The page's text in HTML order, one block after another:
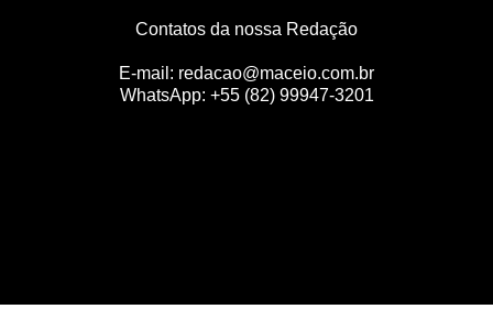
Contatos da nossa Redação
E-mail: redacao@maceio.com.br
WhatsApp: +55 (82) 99947-3201